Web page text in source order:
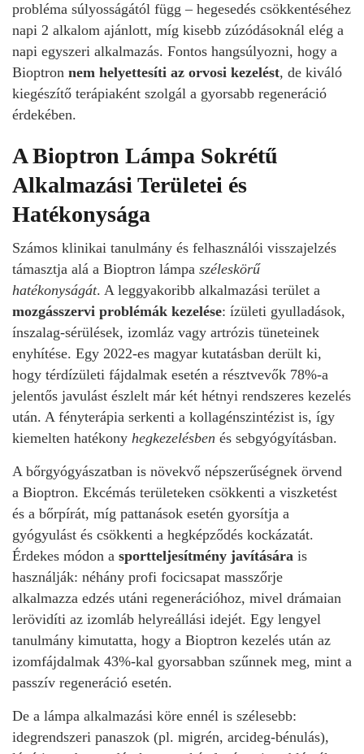
probléma súlyosságától függ – hegesedés csökkentéséhez
napi 2 alkalom ajánlott, míg kisebb zúzódásoknál elég a
napi egyszeri alkalmazás. Fontos hangsúlyozni, hogy a
Bioptron nem helyettesíti az orvosi kezelést, de kiváló
kiegészítő terápiaként szolgál a gyorsabb regeneráció
érdekében.
A Bioptron Lámpa Sokrétű
Alkalmazási Területei és
Hatékonysága
Számos klinikai tanulmány és felhasználói visszajelzés
támasztja alá a Bioptron lámpa széleskörű
hatékonyságát. A leggyakoribb alkalmazási terület a
mozgásszervi problémák kezelése: ízületi gyulladások,
ínszalag-sérülések, izomláz vagy artrózis tüneteinek
enyhítése. Egy 2022-es magyar kutatásban derült ki,
hogy térdízületi fájdalmak esetén a résztvevők 78%-a
jelentős javulást észlelt már két hétnyi rendszeres kezelés
után. A fényterápia serkenti a kollagénszintézist is, így
kiemelten hatékony hegkezelésben és sebgyógyításban.
A bőrgyógyászatban is növekvő népszerűségnek örvend
a Bioptron. Ekcémás területeken csökkenti a viszketést
és a bőrpírát, míg pattanások esetén gyorsítja a
gyógyulást és csökkenti a hegképződés kockázatát.
Érdekes módon a sportteljesítmény javítására is
használják: néhány profi focicsapat masszőrje
alkalmazza edzés utáni regenerációhoz, mivel drámaian
lerövidíti az izomláb helyreállási idejét. Egy lengyel
tanulmány kimutatta, hogy a Bioptron kezelés után az
izomfájdalmak 43%-kal gyorsabban szűnnek meg, mint a
passzív regeneráció esetén.
De a lámpa alkalmazási köre ennél is szélesebb:
idegrendszeri panaszok (pl. migrén, arcideg-bénulás),